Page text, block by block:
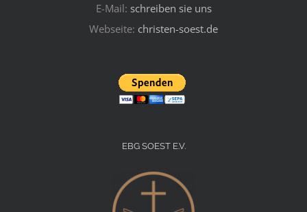
E-Mail: schreiben sie uns
Webseite: christen-soest.de
EBG SOEST E.V.